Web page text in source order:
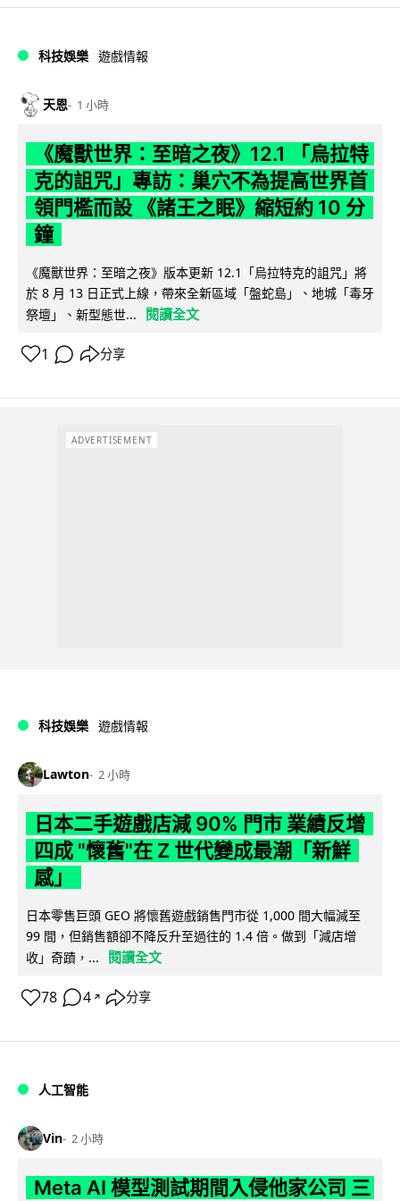
科技娛樂 遊戲情報
天恩 1 小時
《魔獸世界：至暗之夜》12.1 「烏拉特
克的詛咒」專訪：巢穴不為提高世界首
領門檻而設 《諸王之眠》縮短約 10 分
鐘
《魔獸世界：至暗之夜》版本更新 12.1「烏拉特克的詛咒」將
於 8 月 13 日正式上線，帶來全新區域「盤蛇島」、地城「毒牙
祭壇」、新型態世...
閱讀全文
1 分享
ADVERTISEMENT
科技娛樂 遊戲情報
Lawton 2 小時
日本二手遊戲店減 90% 門市 業績反增
四成 "懷舊"在 Z 世代變成最潮「新鮮
感」
日本零售巨頭 GEO 將懷舊遊戲銷售門市從 1,000 間大幅減至
99 間，但銷售額卻不降反升至過往的 1.4 倍。做到「減店增
收」奇蹟，...
閱讀全文
78 4 ↗ 分享
人工智能
Vin 2 小時
Meta AI 模型測試期間入侵他家公司 三